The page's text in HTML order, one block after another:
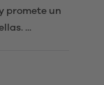
promete un
...